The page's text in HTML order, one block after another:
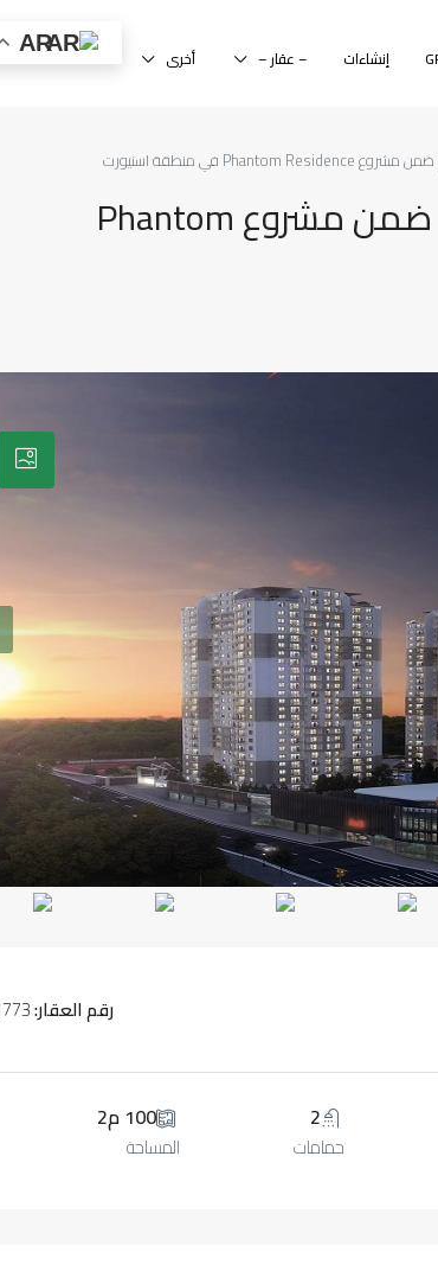
إنشاءات – عقار – أخرى
AR
شقة 2+1 راقية وجاهزة للاستلام ضمن مشروع Phantom
رقم العقار:
2
حمامات
100 م2
المساحة